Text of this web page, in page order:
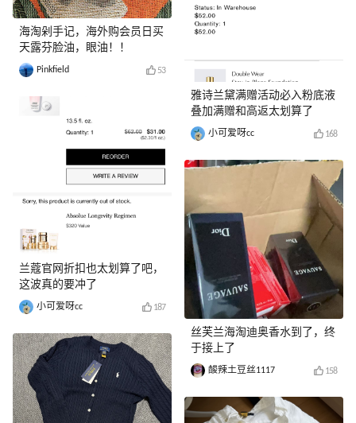
海淘剁手记，海外购会员日买
天露芬脸油，眼油！！
Pinkfield 53
兰蔻官网折扣也太划算了吧，
这波真的要冲了
小可爱呀cc 187
雅诗兰黛满赠活动必入粉底液
叠加满赠和高返太划算了
小可爱呀cc 168
丝芙兰海淘迪奥香水到了，终
于接上了
酸辣土豆丝1117 158